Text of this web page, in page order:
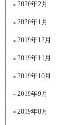
2020年2月
2020年1月
2019年12月
2019年11月
2019年10月
2019年9月
2019年8月